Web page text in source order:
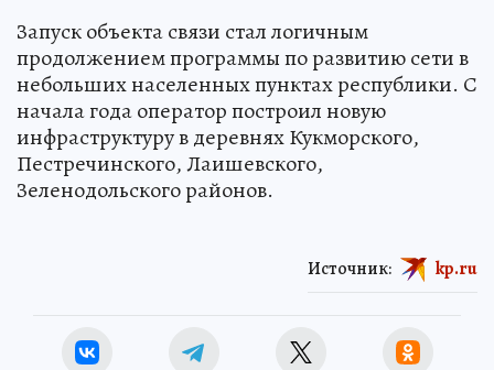
Запуск объекта связи стал логичным
продолжением программы по развитию сети в
небольших населенных пунктах республики. С
начала года оператор построил новую
инфраструктуру в деревнях Кукморского,
Пестречинского, Лаишевского,
Зеленодольского районов.
Источник: kp.ru